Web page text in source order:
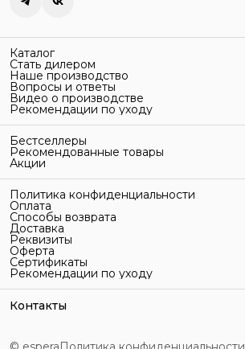
Каталог
Стать дилером
Наше производство
Вопросы и ответы
Видео о производстве
Рекомендации по уходу
Бестселлеры
Рекомендованные товары
Акции
Политика конфиденциальности
Оплата
Способы возврата
Доставка
Реквизиты
Оферта
Сертификаты
Рекомендации по уходу
Контакты